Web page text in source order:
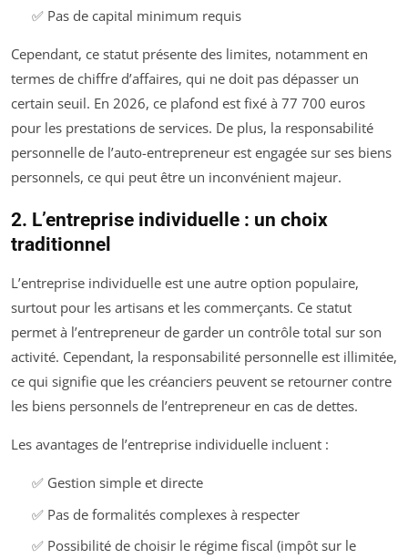
✅ Pas de capital minimum requis
Cependant, ce statut présente des limites, notamment en
termes de chiffre d’affaires, qui ne doit pas dépasser un
certain seuil. En 2026, ce plafond est fixé à 77 700 euros
pour les prestations de services. De plus, la responsabilité
personnelle de l’auto-entrepreneur est engagée sur ses biens
personnels, ce qui peut être un inconvénient majeur.
2. L’entreprise individuelle : un choix
traditionnel
L’entreprise individuelle est une autre option populaire,
surtout pour les artisans et les commerçants. Ce statut
permet à l’entrepreneur de garder un contrôle total sur son
activité. Cependant, la responsabilité personnelle est illimitée,
ce qui signifie que les créanciers peuvent se retourner contre
les biens personnels de l’entrepreneur en cas de dettes.
Les avantages de l’entreprise individuelle incluent :
✅ Gestion simple et directe
✅ Pas de formalités complexes à respecter
✅ Possibilité de choisir le régime fiscal (impôt sur le